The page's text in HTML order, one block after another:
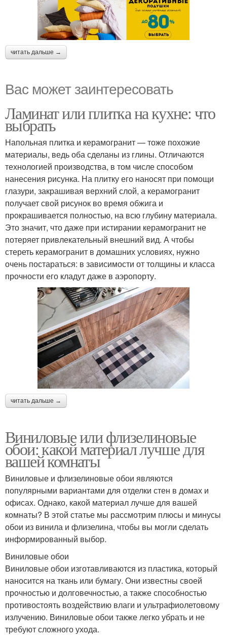
читать дальше →
Вас может заинтересовать
Ламинат или плитка на кухне: что
выбрать
Напольная плитка и керамогранит — тоже похожие
материалы, ведь оба сделаны из глины. Отличаются
технологией производства, в том числе способом
нанесения рисунка. На плитку его наносят при помощи
глазури, закрашивая верхний слой, а керамогранит
получает свой рисунок во время обжига и
прокрашивается полностью, на всю глубину материала.
Это значит, что даже при истирании керамогранит не
потеряет привлекательный внешний вид. А чтобы
стереть керамогранит в домашних условиях, нужно
очень постараться: в зависимости от толщины и класса
прочности его кладут даже в аэропорту.
читать дальше →
Виниловые или флизелиновые
обои: какой материал лучше для
вашей комнаты
Виниловые и флизелиновые обои являются
популярными вариантами для отделки стен в домах и
офисах. Однако, какой материал лучше для вашей
комнаты? В этой статье мы рассмотрим плюсы и минусы
обои из винила и флизелина, чтобы вы могли сделать
информированный выбор.
Виниловые обои
Виниловые обои изготавливаются из пластика, который
наносится на ткань или бумагу. Они известны своей
прочностью и долговечностью, а также способностью
противостоять воздействию влаги и ультрафиолетовому
излучению. Виниловые обои также легко убрать и не
требуют сложного ухода.